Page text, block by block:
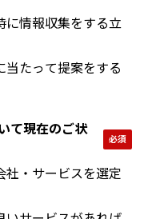
に情報収集をする立
たって提案をする
て現在のご状
社・サービスを選定